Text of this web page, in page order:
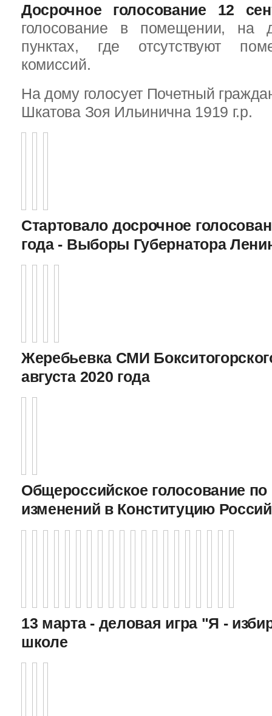
Досрочное голосование 12
голосование в помещении, на
пунктах, где отсутствуют
комиссий.
На дому голосует Почетный
Шкатова Зоя Ильинична 1919 г.р.
Стартовало досрочное
года - Выборы Губернатора
Жеребьевка СМИ
августа 2020 года
Общероссийское голосование
изменений в Конституцию
13 марта - деловая игра "Я -
школе